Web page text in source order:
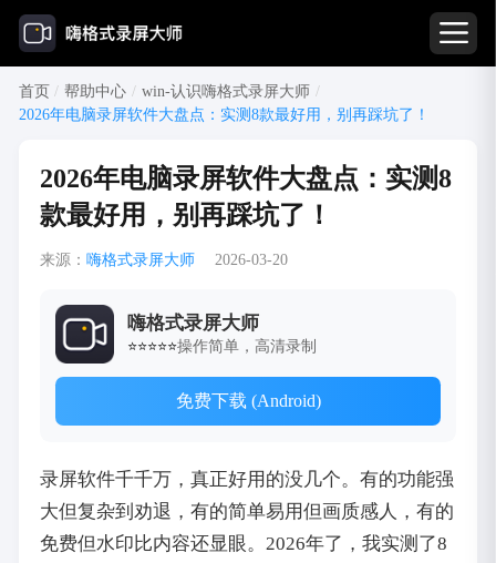
首页 / 帮助中心 / win-认识嗨格式录屏大师 /
2026年电脑录屏软件大盘点：实测8款最好用，别再踩坑了！
2026年电脑录屏软件大盘点：实测8
款最好用，别再踩坑了！
来源： 嗨格式录屏大师 2026-03-20
嗨格式录屏大师
⭐⭐⭐⭐⭐操作简单，高清录制
免费下载 (Android)
录屏软件千千万，真正好用的没几个。有的功能强
大但复杂到劝退，有的简单易用但画质感人，有的
免费但水印比内容还显眼。2026年了，我实测了8